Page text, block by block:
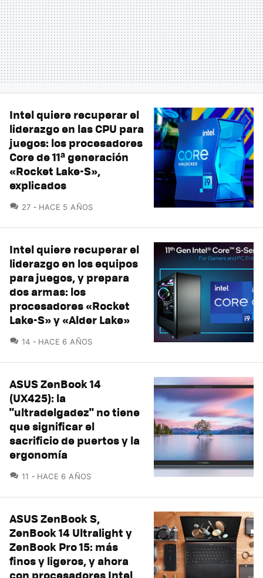
Intel quiere recuperar el
liderazgo en las CPU para
juegos: los procesadores
Core de 11ª generación
«Rocket Lake-S»,
explicados
27 COMENTARIOS
HACE 5 AÑOS
Intel quiere recuperar el
liderazgo en los equipos
para juegos, y prepara
dos armas: los
procesadores «Rocket
Lake-S» y «Alder Lake»
14 COMENTARIOS
HACE 6 AÑOS
ASUS ZenBook 14
(UX425): la
"ultradelgadez" no tiene
que significar el
sacrificio de puertos y la
ergonomía
11 COMENTARIOS
HACE 6 AÑOS
ASUS ZenBook S,
ZenBook 14 Ultralight y
ZenBook Pro 15: más
finos y ligeros, y ahora
con procesadores Intel